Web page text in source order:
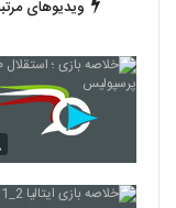
ویدیوهای